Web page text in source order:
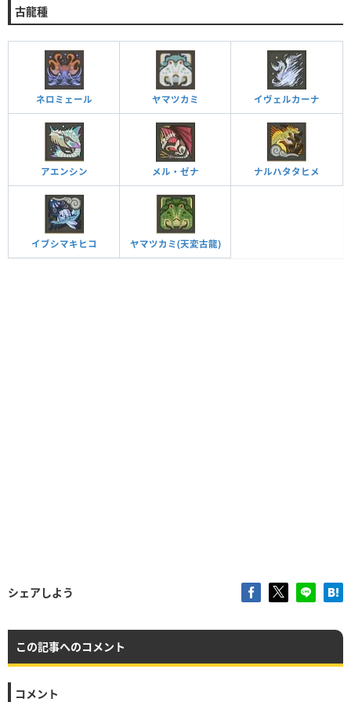
古龍種
ネロミェール ヤマツカミ イヴェルカーナ
アエンシン メル・ゼナ ナルハタタヒメ
イブシマキヒコ ヤマツカミ(天変古龍)
シェアしよう
この記事へのコメント
コメント